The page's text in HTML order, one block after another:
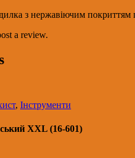
з нержавіючим
a review.
, Інструменти
XXL (16-601)